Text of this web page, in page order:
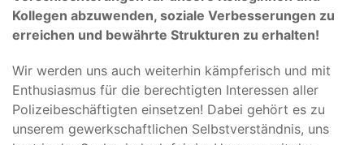
Kollegen abzuwenden, soziale Verbesserungen zu
erreichen und bewährte Strukturen zu erhalten!
Wir werden uns auch weiterhin kämpferisch und mit
Enthusiasmus für die berechtigten Interessen aller
Polizeibeschäftigten einsetzen! Dabei gehört es zu
unserem gewerkschaftlichen Selbstverständnis, uns